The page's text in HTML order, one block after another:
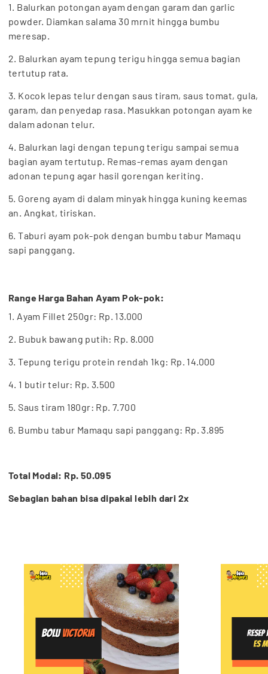
1. Balurkan potongan ayam dengan garam dan garlic
powder. Diamkan salama 30 mrnit hingga bumbu
meresap.
2. Balurkan ayam tepung terigu hingga semua bagian
tertutup rata.
3. Kocok lepas telur dengan saus tiram, saus tomat, gula,
garam, dan penyedap rasa. Masukkan potongan ayam ke
dalam adonan telur.
4. Balurkan lagi dengan tepung terigu sampai semua
bagian ayam tertutup. Remas-remas ayam dengan
adonan tepung agar hasil gorengan keriting.
5. Goreng ayam di dalam minyak hingga kuning keemas
an. Angkat, tiriskan.
6. Taburi ayam pok-pok dengan bumbu tabur Mamaqu
sapi panggang.
Range Harga Bahan Ayam Pok-pok:
1. Ayam Fillet 250gr: Rp. 13.000
2. Bubuk bawang putih: Rp. 8.000
3. Tepung terigu protein rendah 1kg: Rp. 14.000
4. 1 butir telur: Rp. 3.500
5. Saus tiram 180gr: Rp. 7.700
6. Bumbu tabur Mamaqu sapi panggang: Rp. 3.895
Total Modal: Rp. 50.095
Sebagian bahan bisa dipakai lebih dari 2x